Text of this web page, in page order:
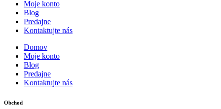
Moje konto
Blog
Predajne
Kontaktujte nás
Domov
Moje konto
Blog
Predajne
Kontaktujte nás
Obchod